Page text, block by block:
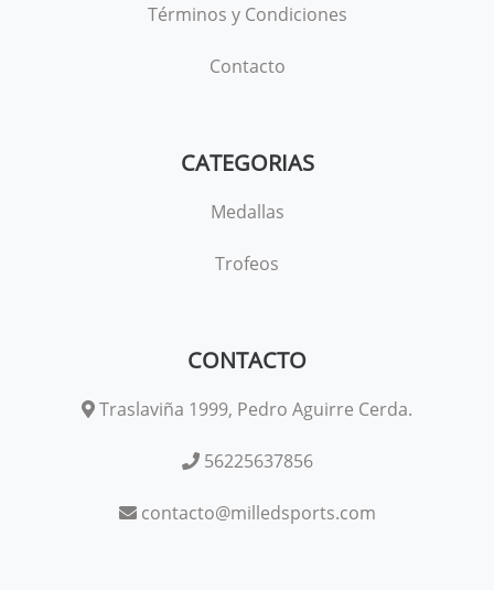
Términos y Condiciones
Contacto
CATEGORIAS
Medallas
Trofeos
CONTACTO
Traslaviña 1999, Pedro Aguirre Cerda.
56225637856
contacto@milledsports.com